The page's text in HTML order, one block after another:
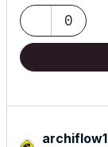
0
archiflow1